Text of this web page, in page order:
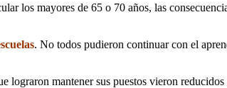
los mayores de 65 o 70 años, las
. No todos pudieron continuar con el
mantener sus puestos vieron